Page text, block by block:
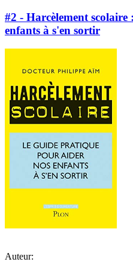
#2 - Harcèlement
enfants à s'en sortir
Auteur: